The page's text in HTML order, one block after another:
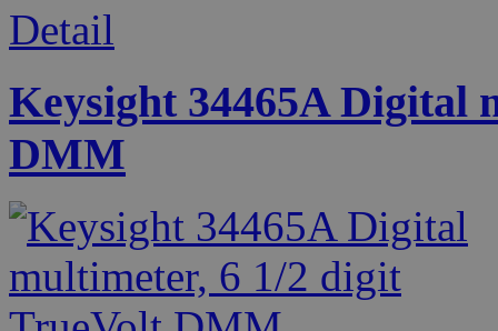
Detail
Keysight 34465A Digital
DMM